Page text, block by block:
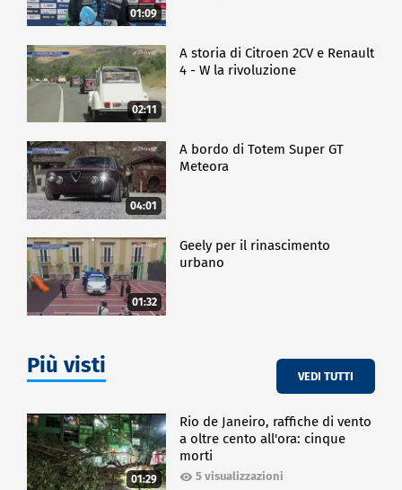
01:09
02:11
A storia di Citroen 2CV e Renault
4 - W la rivoluzione
04:01
A bordo di Totem Super GT
Meteora
01:32
Geely per il rinascimento
urbano
Più visti VEDI TUTTI
01:29
Rio de Janeiro, raffiche di vento
a oltre cento all'ora: cinque
morti
5 visualizzazioni